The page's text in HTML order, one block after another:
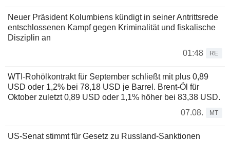
Neuer Präsident Kolumbiens kündigt in seiner Antrittsrede
entschlossenen Kampf gegen Kriminalität und fiskalische
Disziplin an
01:48
RE
WTI-Rohölkontrakt für September schließt mit plus 0,89
USD oder 1,2% bei 78,18 USD je Barrel. Brent-Öl für
Oktober zuletzt 0,89 USD oder 1,1% höher bei 83,38 USD.
07.08.
MT
US-Senat stimmt für Gesetz zu Russland-Sanktionen